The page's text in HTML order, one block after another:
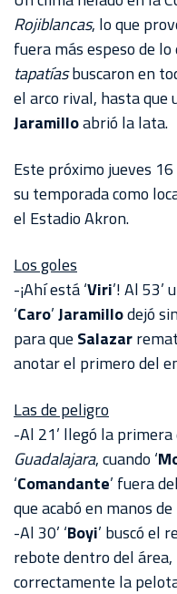
AKRON
TOUR
ESTADIO
AKRON
Rojiblancas, lo que
fuera más espeso de
tapatíasbuscaron en
el arco rival, hasta que
Jaramilloabrió la lata.
Este próximo jueves
su temporada como
el Estadio Akron.
Los goles
-¡Ahí está ‘Viri’! Al 53’
‘Caro’Jaramillodejó
para que Salazar
anotar el primero del
Las de peligro
-Al 21’ llegó la
Guadalajara, cuando ‘
‘Comandante’ fuera
que acabó en manos
-Al 30’ ‘Boyi’ buscó el
rebote dentro del
correctamente la